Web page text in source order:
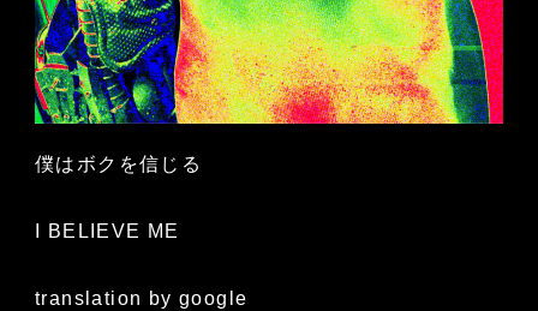
僕はボクを信じる
I BELIEVE ME
translation by google